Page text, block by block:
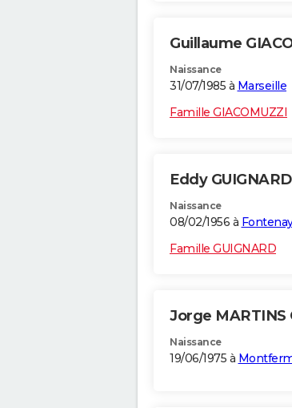
Guillaume
Naissance
31/07/1985 à Marseille
Famille GIACOMUZZI
Eddy GUIGNARD
Naissance
08/02/1956 à
Famille GUIGNARD
Jorge MARTINS
Naissance
19/06/1975 à